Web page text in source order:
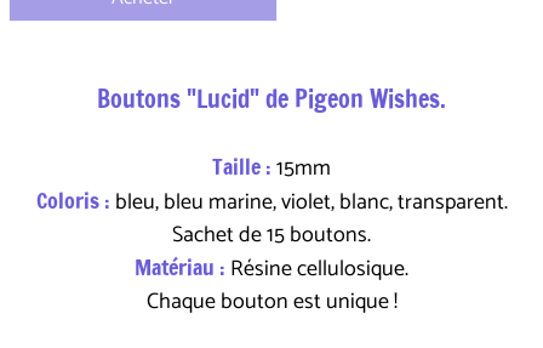
Boutons "Lucid" de Pigeon Wishes.
Taille :15mm
Coloris : bleu, bleu marine, violet, blanc, transparent.
Sachet de 15 boutons.
Matériau : Résine cellulosique.
Chaque bouton est unique !